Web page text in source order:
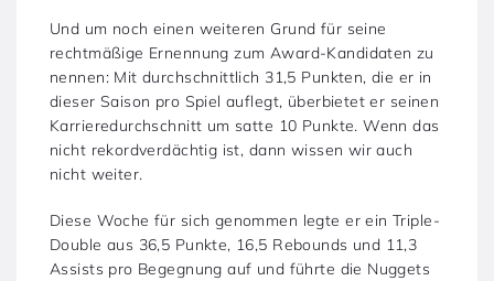
Und um noch einen weiteren Grund für seine
rechtmäßige Ernennung zum Award-Kandidaten zu
nennen: Mit durchschnittlich 31,5 Punkten, die er in
dieser Saison pro Spiel auflegt, überbietet er seinen
Karrieredurchschnitt um satte 10 Punkte. Wenn das
nicht rekordverdächtig ist, dann wissen wir auch
nicht weiter.
Diese Woche für sich genommen legte er ein Triple-
Double aus 36,5 Punkte, 16,5 Rebounds und 11,3
Assists pro Begegnung auf und führte die Nuggets